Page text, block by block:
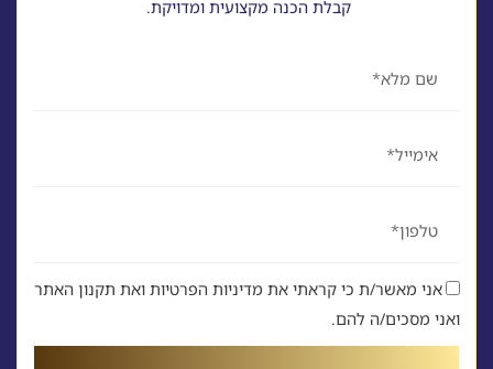
קבלת הכנה מקצועית ומדויקת.
אני מאשר/ת כי קראתי את מדיניות הפרטיות ואת תקנון האתר
ואני מסכים/ה להם.